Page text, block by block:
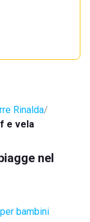
Rinalda
e vela
nel
bambini